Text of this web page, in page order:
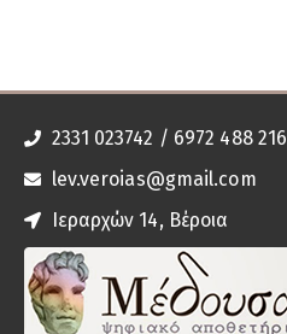
2331 023742 / 6972 488 216
lev.veroias@gmail.com
Ιεραρχών 14, Βέροια